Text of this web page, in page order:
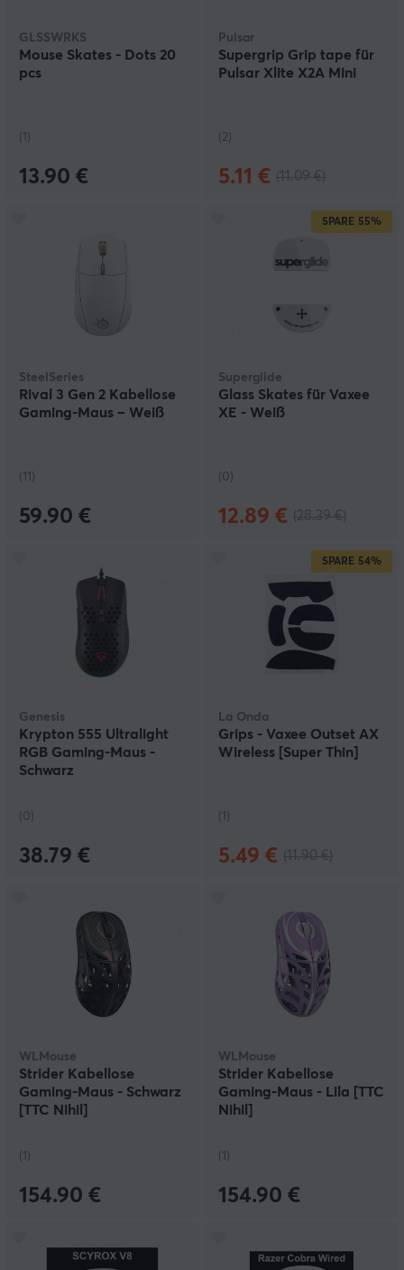
GLSSWRKS
Mouse Skates - Dots 20
pcs
(1)
13.90 €
Pulsar
Supergrip Grip tape für
Pulsar Xlite X2A Mini
(2)
5.11 €
SteelSeries
Rival 3 Gen 2 Kabellose
Gaming-Maus – Weiß
(11)
59.90 €
SPARE 55%
Superglide
Glass Skates für Vaxee
XE - Weiß
(0)
12.89 €
Genesis
Krypton 555 Ultralight
RGB Gaming-Maus -
Schwarz
(0)
38.79 €
SPARE 54%
La Onda
Grips - Vaxee Outset AX
Wireless [Super Thin]
(1)
5.49 €
WLMouse
Strider Kabellose
Gaming-Maus - Schwarz
[TTC Nihil]
(1)
154.90 €
WLMouse
Strider Kabellose
Gaming-Maus - Lila [TTC
Nihil]
(1)
154.90 €